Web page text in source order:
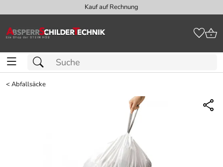
Kauf auf Rechnung
<Abfallsäcke